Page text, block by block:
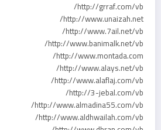
http://grraf.com/vb/
http://www.unaizah.net/
http://www.7ail.net/vb/
http://www.banimalk.net/vb/
http://www.montada.com/
http://www.alays.net/vb/
http://www.alaflaj.com/vb/
http://3-jebal.com/vb/
http://www.almadina55.com/vb/
http://www.aldhwailah.com/vb/